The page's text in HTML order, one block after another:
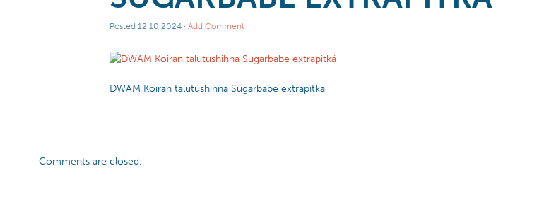
Posted 12.10.2024 · Add Comment
DWAM Koiran talutushihna Sugarbabe extrapitkä
Comments are closed.